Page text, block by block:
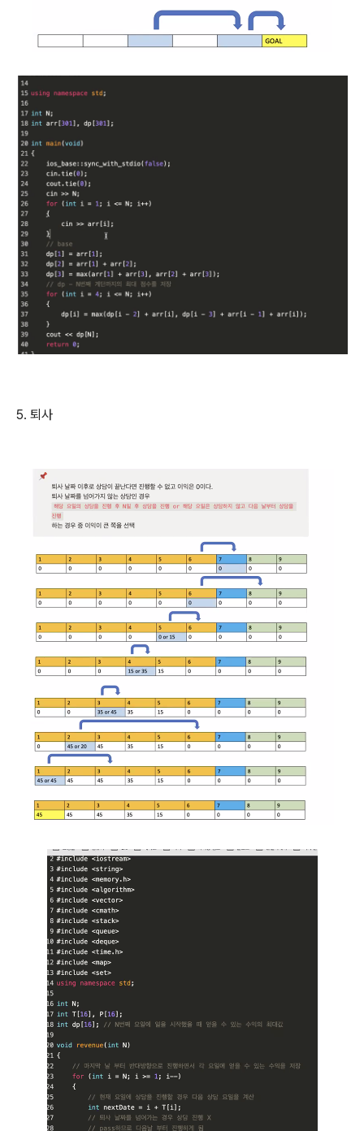
5. 퇴사